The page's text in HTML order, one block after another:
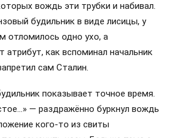
вождь эти трубки и набивал.
будильник в виде лисицы, у
отломилось одно ухо, а
атрибут, как вспоминал начальник
сам Сталин.
показывает точное время.
— раздражённо буркнул вождь
кого-то из свиты